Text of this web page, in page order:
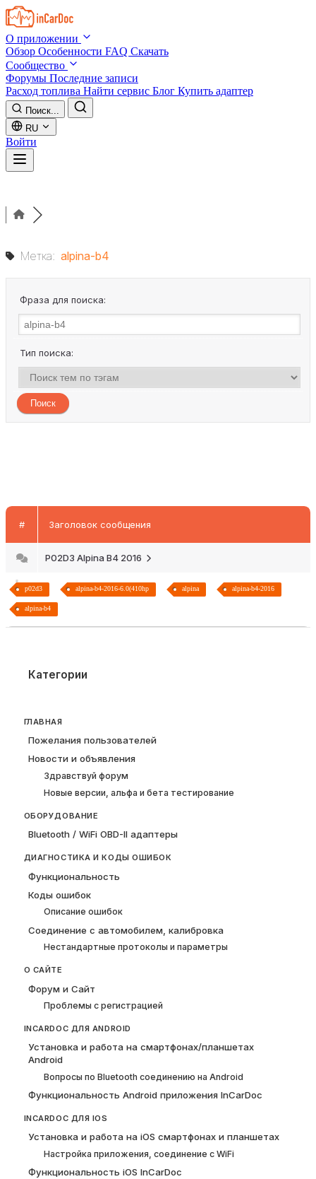
Skip to main content
О приложении
Обзор Особенности FAQ Скачать
Сообщество
Форумы Последние записи
Расход топлива Найти сервис Блог Купить адаптер
Поиск...
RU
Войти
Метка: alpina-b4
Фраза для поиска:
Тип поиска:
# Заголовок сообщения
P02D3 Alpina B4 2016
p02d3 alpina-b4-2016-6.0(410hp alpina alpina-b4-2016
alpina-b4
Категории
ГЛАВНАЯ
Пожелания пользователей
Новости и объявления
Здравствуй форум
Новые версии, альфа и бета тестирование
ОБОРУДОВАНИЕ
Bluetooth / WiFi OBD-II адаптеры
ДИАГНОСТИКА И КОДЫ ОШИБОК
Функциональность
Коды ошибок
Описание ошибок
Соединение с автомобилем, калибровка
Нестандартные протоколы и параметры
О САЙТЕ
Форум и Сайт
Проблемы с регистрацией
INCARDOC ДЛЯ ANDROID
Установка и работа на смартфонах/планшетах
Android
Вопросы по Bluetooth соединению на Android
Функциональность Android приложения InCarDoc
INCARDOC ДЛЯ IOS
Установка и работа на iOS смартфонах и планшетах
Настройка приложения, соединение с WiFi
Функциональность iOS InCarDoc